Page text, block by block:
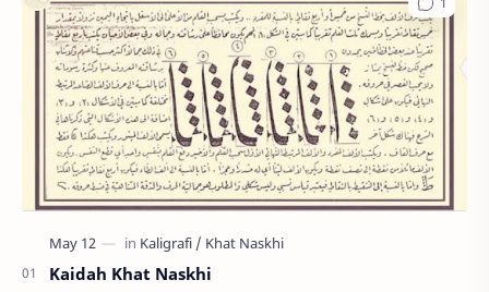
Kaidah Khat Naskhi